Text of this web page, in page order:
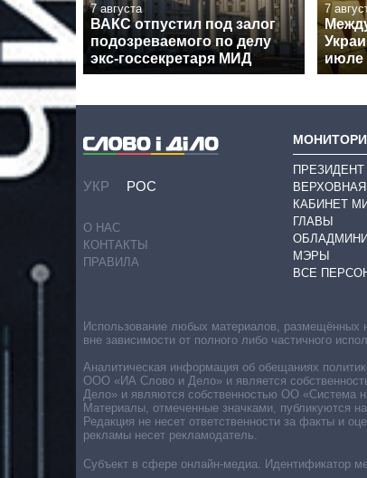
7 августа
ВАКС отпустил под залог
подозреваемого по делу
экс-госсекретаря МИД
7
июле
УКР РОС
О НАС
КОНТАКТЫ
ПРАВИЛА
КАБИНЕТ
ГЛАВЫ
МЭРЫ
ВСЕ
Субъект в сфере онлайн-медиа. Идентификатор
Использование любых материалов, размещённых
вне зависимости от полного либо частичного
Аналитическая информация об обещаниях
ООО «ИА Слово и Дело» и является
Дело» и являются собственностью ОО «Система
Материалы, отмеченные значками, публикуются
Редакция не несет ответственности за факты и
рекламы несет рекламодатель.